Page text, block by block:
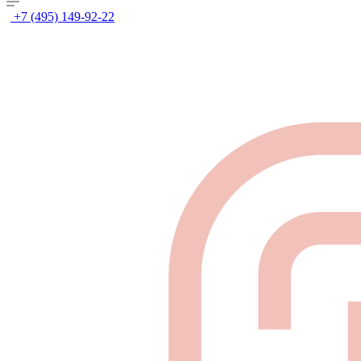
+7 (495) 149-92-22